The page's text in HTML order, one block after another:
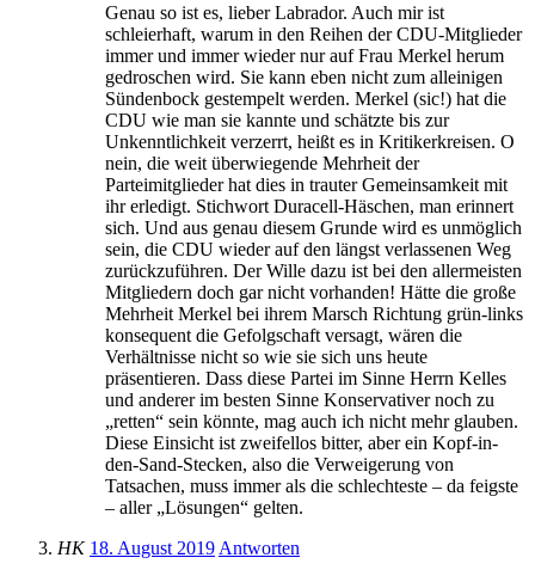
Genau so ist es, lieber Labrador. Auch mir ist
schleierhaft, warum in den Reihen der CDU-Mitglieder
immer und immer wieder nur auf Frau Merkel herum
gedroschen wird. Sie kann eben nicht zum alleinigen
Sündenbock gestempelt werden. Merkel (sic!) hat die
CDU wie man sie kannte und schätzte bis zur
Unkenntlichkeit verzerrt, heißt es in Kritikerkreisen. O
nein, die weit überwiegende Mehrheit der
Parteimitglieder hat dies in trauter Gemeinsamkeit mit
ihr erledigt. Stichwort Duracell-Häschen, man erinnert
sich. Und aus genau diesem Grunde wird es unmöglich
sein, die CDU wieder auf den längst verlassenen Weg
zurückzuführen. Der Wille dazu ist bei den allermeisten
Mitgliedern doch gar nicht vorhanden! Hätte die große
Mehrheit Merkel bei ihrem Marsch Richtung grün-links
konsequent die Gefolgschaft versagt, wären die
Verhältnisse nicht so wie sie sich uns heute
präsentieren. Dass diese Partei im Sinne Herrn Kelles
und anderer im besten Sinne Konservativer noch zu
„retten“ sein könnte, mag auch ich nicht mehr glauben.
Diese Einsicht ist zweifellos bitter, aber ein Kopf-in-
den-Sand-Stecken, also die Verweigerung von
Tatsachen, muss immer als die schlechteste – da feigste
– aller „Lösungen“ gelten.
HK 18. August 2019 Antworten